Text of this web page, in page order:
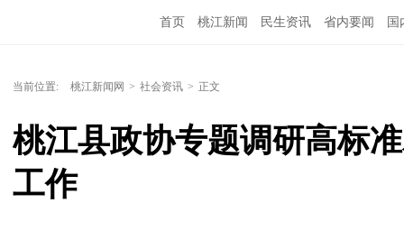
首页 桃江新闻 民生资讯 省内要闻 国
当前位置: 桃江新闻网 > 社会资讯 > 正文
桃江县政协专题调研高标
工作